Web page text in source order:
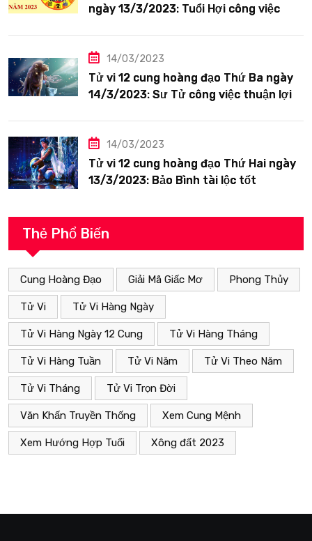
ngày 13/3/2023: Tuổi Hợi công việc
14/03/2023
Tử vi 12 cung hoàng đạo Thứ Ba ngày
14/3/2023: Sư Tử công việc thuận lợi
14/03/2023
Tử vi 12 cung hoàng đạo Thứ Hai ngày
13/3/2023: Bảo Bình tài lộc tốt
Thẻ Phổ Biến
Cung Hoàng Đạo Giải Mã Giấc Mơ Phong Thủy
Tử Vi Tử Vi Hàng Ngày
Tử Vi Hàng Ngày 12 Cung Tử Vi Hàng Tháng
Tử Vi Hàng Tuần Tử Vi Năm Tử Vi Theo Năm
Tử Vi Tháng Tử Vi Trọn Đời
Văn Khấn Truyền Thống Xem Cung Mệnh
Xem Hướng Hợp Tuổi Xông đất 2023